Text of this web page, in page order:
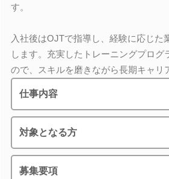
す。
入社後はOJTで指導し、経験に応じた
します。充実したトレーニングプログ
ので、スキルを磨きながら長期キャリ
仕事内容
対象となる方
募集要項